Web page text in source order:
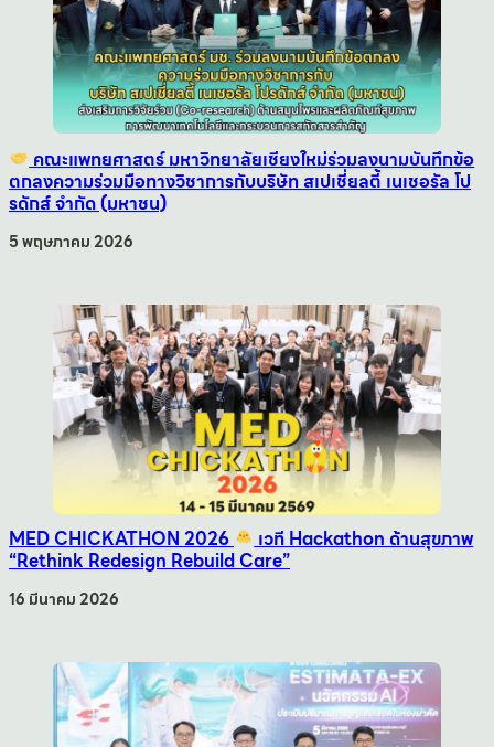
คณะแพทยศาสตร์ มหาวิทยาลัยเชียงใหม่ร่วมลงนามบันทึกข้อ
ตกลงความร่วมมือทางวิชาการกับบริษัท สเปเชี่ยลตี้ เนเชอรัล โป
รดักส์ จำกัด (มหาชน)
5 พฤษภาคม 2026
MED CHICKATHON 2026
เวที Hackathon ด้านสุขภาพ
“Rethink Redesign Rebuild Care”
16 มีนาคม 2026